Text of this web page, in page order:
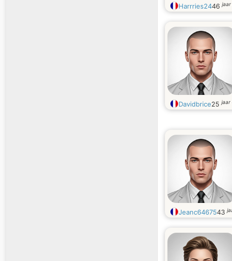
Harrries2446jaar
Davidbrice25jaar
Jeanc6467543